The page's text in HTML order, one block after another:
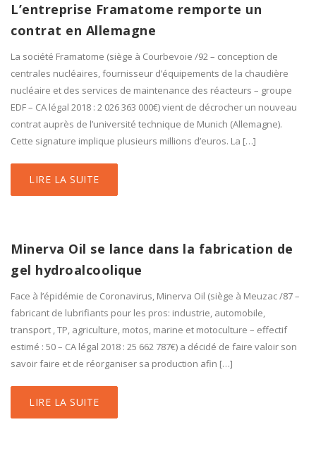
L’entreprise Framatome remporte un
contrat en Allemagne
La société Framatome (siège à Courbevoie /92 – conception de
centrales nucléaires, fournisseur d’équipements de la chaudière
nucléaire et des services de maintenance des réacteurs – groupe
EDF – CA légal 2018 : 2 026 363 000€) vient de décrocher un nouveau
contrat auprès de l’université technique de Munich (Allemagne).
Cette signature implique plusieurs millions d’euros. La […]
LIRE LA SUITE
Minerva Oil se lance dans la fabrication de
gel hydroalcoolique
Face à l’épidémie de Coronavirus, Minerva Oil (siège à Meuzac /87 –
fabricant de lubrifiants pour les pros: industrie, automobile,
transport , TP, agriculture, motos, marine et motoculture – effectif
estimé : 50 – CA légal 2018 : 25 662 787€) a décidé de faire valoir son
savoir faire et de réorganiser sa production afin […]
LIRE LA SUITE